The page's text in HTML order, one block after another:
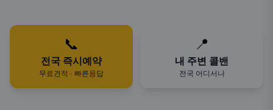
📞
전국 즉시예약
무료견적 · 빠른응답
📍
내 주변 콜밴
전국 어디서나